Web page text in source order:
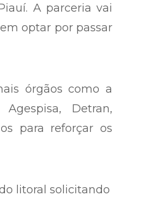
A parceria vai
optar por passar
órgãos como a
Detran,
para reforçar os
litoral solicitando